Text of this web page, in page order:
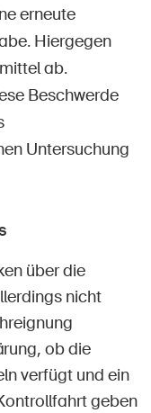
erneute
Hiergegen
ab.
Beschwerde
Untersuchung
über die
nicht
ob die
verfügt und ein
geben